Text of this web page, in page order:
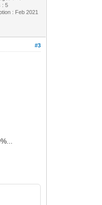
: 5
: Feb 2021
#3